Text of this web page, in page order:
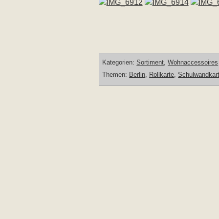
Kategorien:Sortiment,Wohnaccessoires
Themen: Berlin Rollkarte ,